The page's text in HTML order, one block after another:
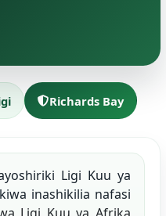
Richards Bay
Ligi Kuu ya
inashikilia nafasi